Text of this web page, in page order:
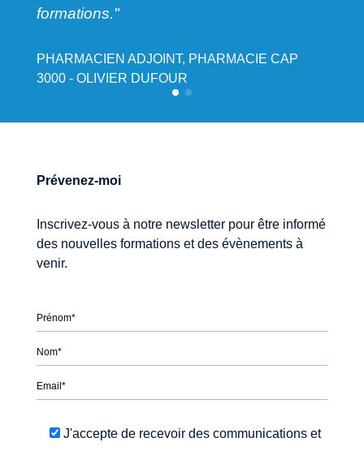
formations."
PHARMACIEN ADJOINT, PHARMACIE CAP
3000 - OLIVIER DUFOUR
Prévenez-moi
Inscrivez-vous à notre newsletter pour être informé
des nouvelles formations et des évènements à
venir.
J'accepte de recevoir des communications et